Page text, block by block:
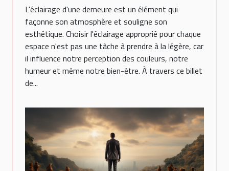
pratiques et tendances
actuelles
L'éclairage d'une demeure est un élément qui
façonne son atmosphère et souligne son
esthétique. Choisir l'éclairage approprié pour chaque
espace n'est pas une tâche à prendre à la légère, car
il influence notre perception des couleurs, notre
humeur et même notre bien-être. À travers ce billet
de...